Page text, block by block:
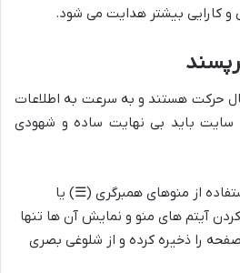
و کارایی بیشتر هدایت می شود.
حرکت هستند و به سرعت به اطلاعات
سایت باید بی نهایت ساده و شهودی
از منوهای همبرگری (☰) یا
کردن آیتم های منو و نمایش آن ها تنها
را ذخیره کرده و از شلوغی بصری